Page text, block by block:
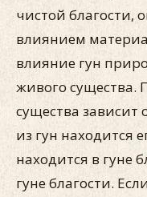
чистой благости,
влиянием
влияние гун
живого существа.
существа зависит
из гун находится
находится в гуне
гуне благости.